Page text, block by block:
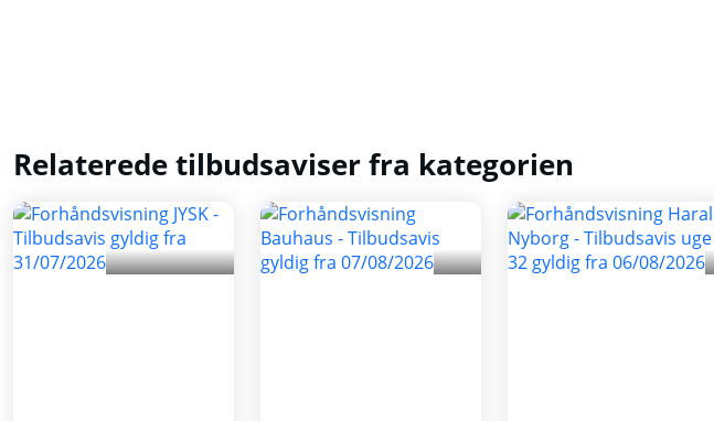
Relaterede tilbudsaviser fra kategorien